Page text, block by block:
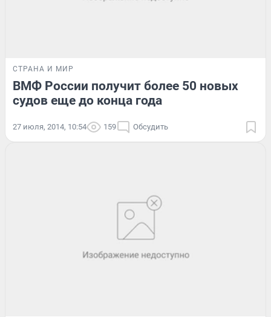
СТРАНА И МИР
ВМФ России получит более 50 новых
судов еще до конца года
27 июля, 2014, 10:54 159 Обсудить